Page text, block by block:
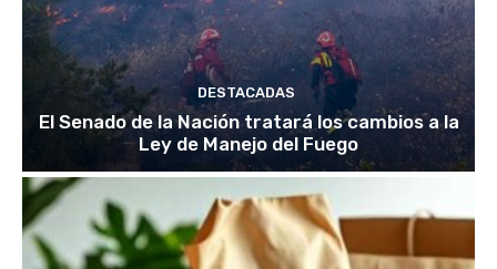
DESTACADAS
El Senado de la Nación tratará los cambios a la
Ley de Manejo del Fuego